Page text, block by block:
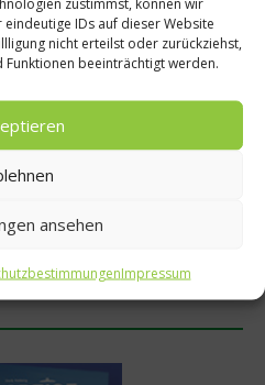
IDs auf dieser Website
nicht erteilst oder zurückziehst,
beeinträchtigt werden.
ansehen
Impressum
globales Update 2026